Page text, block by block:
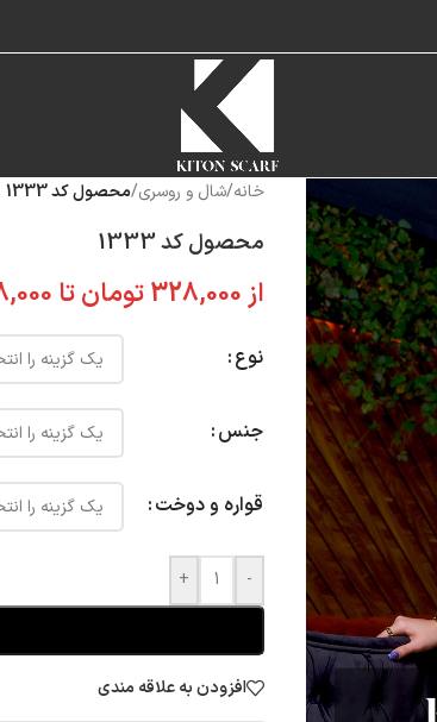
خانه/شال و روسری/محصول کد 1333
محصول کد 1333
از328,000تومانتا
نوع
جنس
قواره و دوخت
-
+
افزودن به علاقه مندی